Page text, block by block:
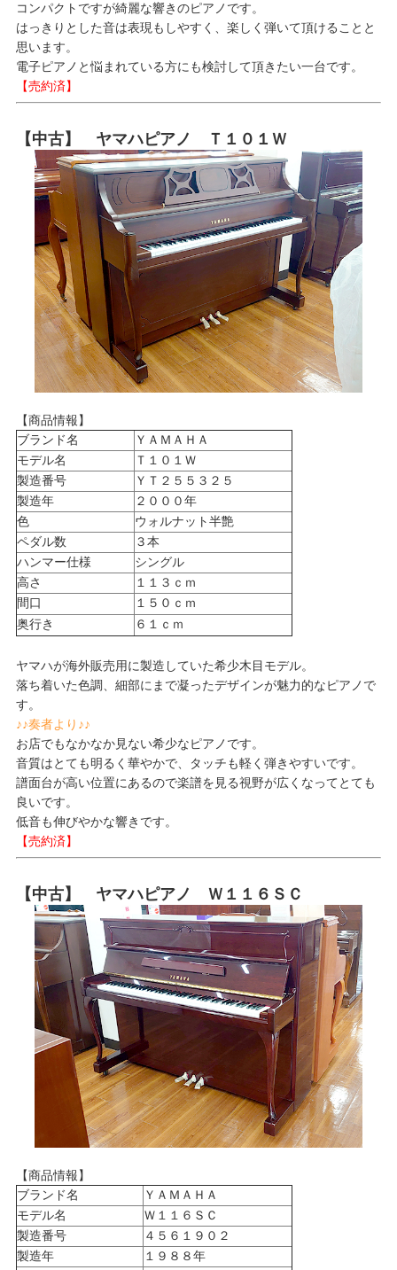
コンパクトですが綺麗な響きのピアノです。
はっきりとした音は表現もしやすく、楽しく弾いて頂けることと
思います。
電子ピアノと悩まれている方にも検討して頂きたい一台です。
【売約済】
【中古】 ヤマハピアノ Ｔ１０１Ｗ
【商品情報】
ブランド名
ＹＡＭＡＨＡ
モデル名
Ｔ１０１Ｗ
製造番号
ＹＴ２５５３２５
製造年
２０００年
色
ウォルナット半艶
ペダル数
３本
ハンマー仕様
シングル
高さ
１１３ｃｍ
間口
１５０ｃｍ
奥行き
６１ｃｍ
ヤマハが海外販売用に製造していた希少木目モデル。
落ち着いた色調、細部にまで凝ったデザインが魅力的なピアノで
す。
♪♪奏者より♪♪
お店でもなかなか見ない希少なピアノです。
音質はとても明るく華やかで、タッチも軽く弾きやすいです。
譜面台が高い位置にあるので楽譜を見る視野が広くなってとても
良いです。
低音も伸びやかな響きです。
【売約済】
【中古】 ヤマハピアノ Ｗ１１６ＳＣ
【商品情報】
ブランド名
ＹＡＭＡＨＡ
モデル名
Ｗ１１６ＳＣ
製造番号
４５６１９０２
製造年
１９８８年